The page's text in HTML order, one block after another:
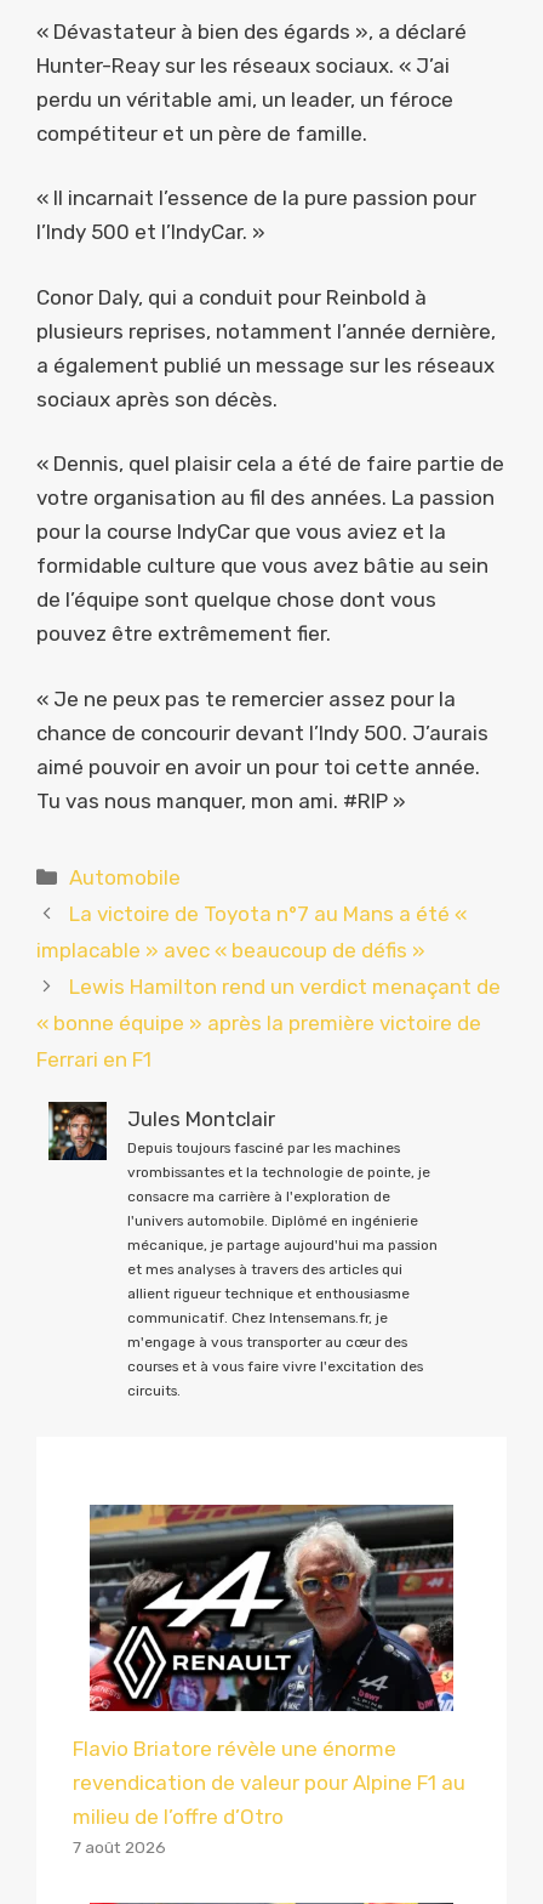
« Dévastateur à bien des égards », a déclaré
Hunter-Reay sur les réseaux sociaux. « J’ai
perdu un véritable ami, un leader, un féroce
compétiteur et un père de famille.
« Il incarnait l’essence de la pure passion pour
l’Indy 500 et l’IndyCar. »
Conor Daly, qui a conduit pour Reinbold à
plusieurs reprises, notamment l’année dernière,
a également publié un message sur les réseaux
sociaux après son décès.
« Dennis, quel plaisir cela a été de faire partie de
votre organisation au fil des années. La passion
pour la course IndyCar que vous aviez et la
formidable culture que vous avez bâtie au sein
de l’équipe sont quelque chose dont vous
pouvez être extrêmement fier.
« Je ne peux pas te remercier assez pour la
chance de concourir devant l’Indy 500. J’aurais
aimé pouvoir en avoir un pour toi cette année.
Tu vas nous manquer, mon ami. #RIP »
Catégories
Automobile
La victoire de Toyota n°7 au Mans a été «
implacable » avec « beaucoup de défis »
Lewis Hamilton rend un verdict menaçant de
« bonne équipe » après la première victoire de
Ferrari en F1
Jules Montclair
Depuis toujours fasciné par les machines
vrombissantes et la technologie de pointe, je
consacre ma carrière à l'exploration de
l'univers automobile. Diplômé en ingénierie
mécanique, je partage aujourd'hui ma passion
et mes analyses à travers des articles qui
allient rigueur technique et enthousiasme
communicatif. Chez Intensemans.fr, je
m'engage à vous transporter au cœur des
courses et à vous faire vivre l'excitation des
circuits.
Flavio Briatore révèle une énorme
revendication de valeur pour Alpine F1 au
milieu de l’offre d’Otro
7 août 2026